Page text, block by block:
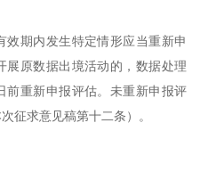
期内发生特定情形应当重新申
展原数据出境活动的，数据处理
前重新申报评估。未重新申报评
征求意见稿第十二条）。